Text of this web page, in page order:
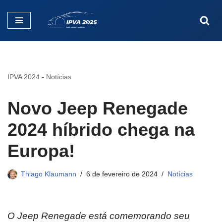
Pular
IPVA 2024 - Notícias
Novo Jeep Renegade
2024 híbrido chega na
Europa!
Thiago Klaumann 6 de fevereiro de 2024 Notícias
O Jeep Renegade está comemorando seu